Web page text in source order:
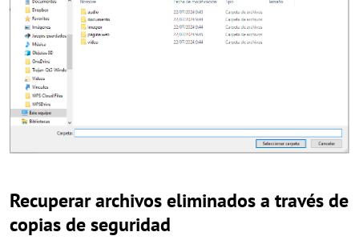
Recuperar archivos eliminados a través de
copias de seguridad